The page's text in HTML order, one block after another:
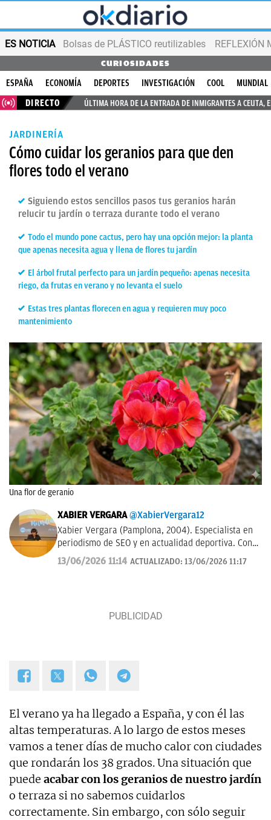
ES NOTICIA Bolsas de PLÁSTICO reutilizables REFLEXIÓN
CURIOSIDADES
ESPAÑA ECONOMÍA DEPORTES INVESTIGACIÓN COOL
MUNDIAL
DIRECTO
ÚLTIMA HORA DE LA ENTRADA DE INMIGRANTES A CEUTA,
JARDINERÍA
Cómo cuidar los geranios para que den
flores todo el verano
Siguiendo estos sencillos pasos tus geranios harán
relucir tu jardín o terraza durante todo el verano
Todo el mundo pone cactus, pero hay una opción mejor: la planta
que apenas necesita agua y llena de flores tu jardín
El árbol frutal perfecto para un jardín pequeño: apenas necesita
riego, da frutas en verano y no levanta el suelo
Estas tres plantas florecen en agua y requieren muy poco
mantenimiento
Una flor de geranio
XABIER VERGARA @XabierVergara12
Xabier Vergara (Pamplona, 2004). Especialista en
periodismo de SEO y en actualidad deportiva. Con
experiencia en medios nacionales de referencia
como El País (Grupo Prisa), el Diario Marca y ahora
13/06/2026 11:14 ACTUALIZADO: 13/06/2026 11:17
El verano ya ha llegado a España, y con él las
altas temperaturas. A lo largo de estos meses
vamos a tener días de mucho calor con ciudades
que rondarán los 38 grados. Una situación que
puede acabar con los geranios de nuestro jardín
o terraza si no sabemos cuidarlos
correctamente. Sin embargo, con sólo seguir